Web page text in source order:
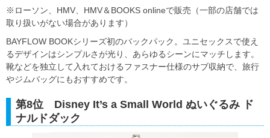
※ローソン、HMV、HMV＆BOOKS onlineで販売（一部の店舗では
取り扱いがない場合があります）
BAYFLOW BOOKシリーズ初のバックパック。ユニセックスで使え
るデザインはシンプルさが光り、あらゆるシーンにマッチします。
靴などを独立して入れておけるファスナー仕様のサブ収納で、旅行
やジムバッグにもおすすめです。
第8位 Disney It’s a Small World ぬいぐるみ ド
ナルドダック